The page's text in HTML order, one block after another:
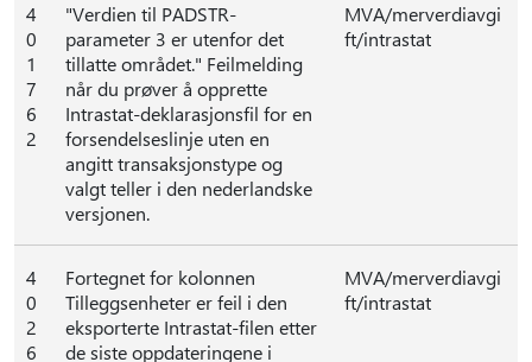
4
0
1
7
6
2
"Verdien til PADSTR-
parameter 3 er utenfor det
tillatte området." Feilmelding
når du prøver å opprette
Intrastat-deklarasjonsfil for en
forsendelseslinje uten en
angitt transaksjonstype og
valgt teller i den nederlandske
versjonen.
MVA/merverdiavgi
ft/intrastat
4
0
2
6
Fortegnet for kolonnen
Tilleggsenheter er feil i den
eksporterte Intrastat-filen etter
de siste oppdateringene i
MVA/merverdiavgi
ft/intrastat